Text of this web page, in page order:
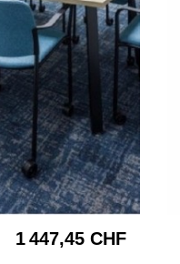
1 447,45 CHF